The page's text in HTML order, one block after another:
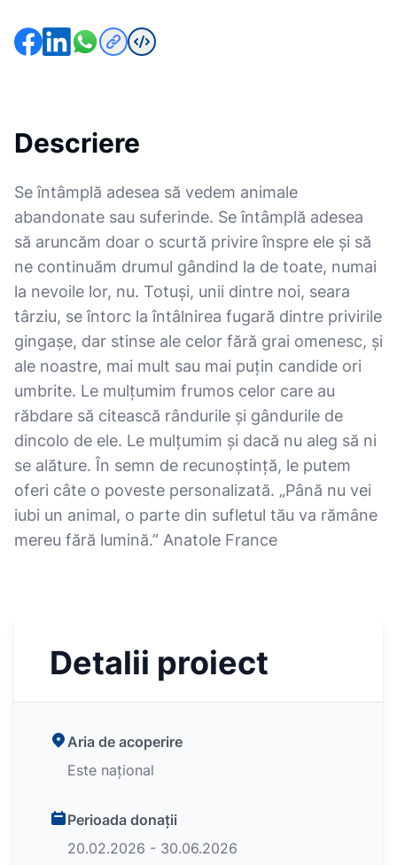
Descriere
Se întâmplă adesea să vedem animale
abandonate sau suferinde. Se întâmplă adesea
să aruncăm doar o scurtă privire înspre ele și să
ne continuăm drumul gândind la de toate, numai
la nevoile lor, nu. Totuși, unii dintre noi, seara
târziu, se întorc la întâlnirea fugară dintre privirile
gingașe, dar stinse ale celor fără grai omenesc, și
ale noastre, mai mult sau mai puțin candide ori
umbrite. Le mulțumim frumos celor care au
răbdare să citească rândurile și gândurile de
dincolo de ele. Le mulțumim și dacă nu aleg să ni
se alăture. În semn de recunoștință, le putem
oferi câte o poveste personalizată. „Până nu vei
iubi un animal, o parte din sufletul tău va rămâne
mereu fără lumină.” Anatole France
Detalii proiect
Aria de acoperire
Este național
Perioada donații
20.02.2026 - 30.06.2026